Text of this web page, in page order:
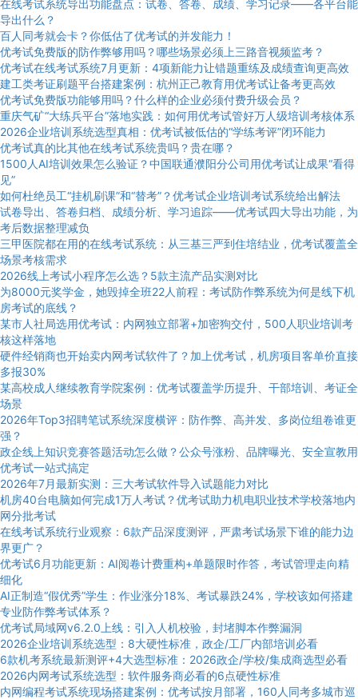
在线考试系统导出功能盘点：试卷、答卷、成绩、学习记录——各平台能
导出什么？
百人同考就会卡？你低估了优考试的并发能力！
优考试免费版的防作弊够用吗？哪些场景必须上三路音视频监考？
优考试在线考试系统7月更新：4项新能力让错题重练及成绩查询更高效
建工类考证刷题平台搭建案例：杭州正己教育用优考试让备考更高效
优考试免费版功能够用吗？什么样的企业必须付费升级会员？
重庆气矿“大练兵平台”落地实践：如何用优考试管好万人级培训考核体系
2026企业培训系统选型真相：优考试被低估的“学练考评”闭环能力
优考试真的比其他在线考试系统贵吗？贵在哪？
1500人AI培训效果怎么验证？中国联通濮阳分公司用优考试让成果“看得
见”
如何杜绝员工“挂机刷课”和“替考”？优考试企业培训考试系统给出解法
试卷导出、答卷归档、成绩分析、学习追踪——优考试四大导出功能，为
考后数据整理减负
三甲医院都在用的在线考试系统：从三基三严到住培结业，优考试覆盖全
场景考核需求
2026线上考试小程序怎么选？5款主流产品实测对比
为8000元奖学金，她毁掉全班22人前程：考试防作弊系统为何是线下机
房考试的底线？
某市人社局选用优考试：内网独立部署+加密狗交付，500人职业培训考
核这样落地
硬件经销商也开始卖内网考试软件了？加上优考试，机房项目客单价直接
多报30%
某高校成人继续教育学院案例：优考试覆盖学历提升、干部培训、考证全
场景
2026年Top3招聘笔试系统深度横评：防作弊、高并发、多岗位组卷谁更
强？
政企线上知识竞赛答题活动怎么做？公众号涨粉、品牌曝光、安全宣教用
优考试一站式搞定
2026年7月最新实测：三大考试软件导入试题能力对比
机房40台电脑如何完成1万人考试？优考试助力机电职业技术学校落地内
网分批考试
在线考试系统行业观察：6款产品深度测评，严肃考试场景下谁的能力边
界更广？
优考试6月功能更新：AI阅卷计费重构+单题限时作答，考试管理走向精
细化
AI正制造“假优秀”学生：作业涨分18%、考试暴跌24%，学校该如何搭建
专业防作弊考试体系？
优考试局域网v6.2.0上线：引入人机校验，封堵脚本作弊漏洞
2026企业培训系统选型：8大硬性标准，政企/工厂内部培训必看
6款机考系统最新测评+4大选型标准：2026政企/学校/集成商选型必看
2026内网考试系统选型：软件服务商必看的6点硬性标准
内网编程考试系统现场搭建案例：优考试按月部署，160人同考多城市巡